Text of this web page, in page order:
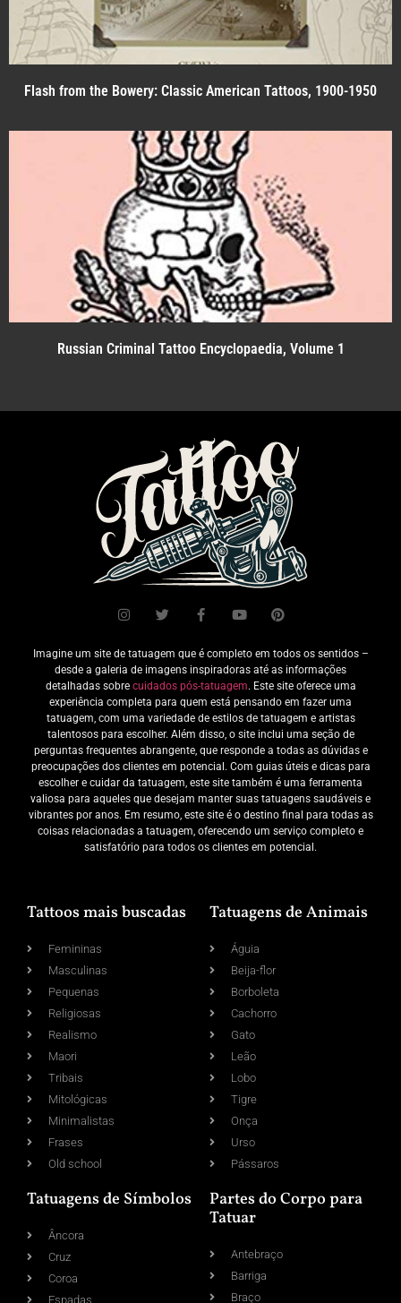
Flash from the Bowery: Classic American Tattoos, 1900-1950
Russian Criminal Tattoo Encyclopaedia, Volume 1
Imagine um site de tatuagem que é completo em todos os sentidos –
desde a galeria de imagens inspiradoras até as informações
detalhadas sobre cuidados pós-tatuagem. Este site oferece uma
experiência completa para quem está pensando em fazer uma
tatuagem, com uma variedade de estilos de tatuagem e artistas
talentosos para escolher. Além disso, o site inclui uma seção de
perguntas frequentes abrangente, que responde a todas as dúvidas e
preocupações dos clientes em potencial. Com guias úteis e dicas para
escolher e cuidar da tatuagem, este site também é uma ferramenta
valiosa para aqueles que desejam manter suas tatuagens saudáveis e
vibrantes por anos. Em resumo, este site é o destino final para todas as
coisas relacionadas a tatuagem, oferecendo um serviço completo e
satisfatório para todos os clientes em potencial.
Tattoos mais buscadas
Femininas
Masculinas
Pequenas
Religiosas
Realismo
Maori
Tribais
Mitológicas
Minimalistas
Frases
Old school
Tatuagens de Animais
Águia
Beija-flor
Borboleta
Cachorro
Gato
Leão
Lobo
Tigre
Onça
Urso
Pássaros
Tatuagens de Símbolos
Âncora
Cruz
Coroa
Espadas
Partes do Corpo para
Tatuar
Antebraço
Barriga
Braço